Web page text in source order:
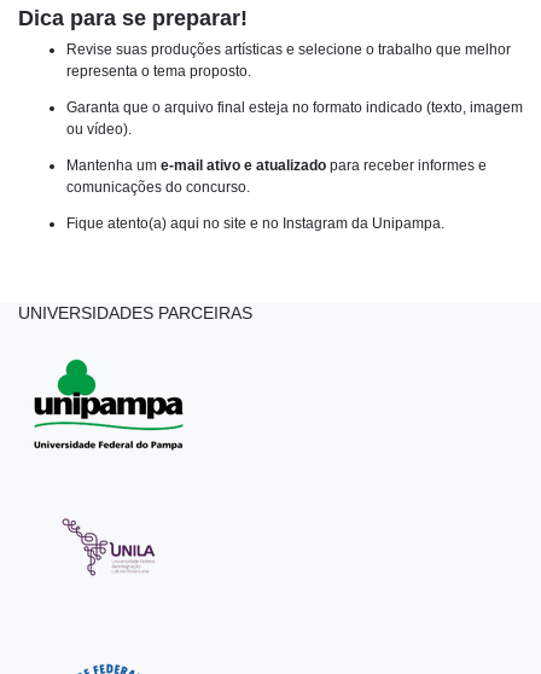
Dica para se preparar!
Revise suas produções artísticas e selecione o trabalho que melhor
representa o tema proposto.
Garanta que o arquivo final esteja no formato indicado (texto, imagem
ou vídeo).
Mantenha um e-mail ativo e atualizado para receber informes e
comunicações do concurso.
Fique atento(a) aqui no site e no Instagram da Unipampa.
UNIVERSIDADES PARCEIRAS